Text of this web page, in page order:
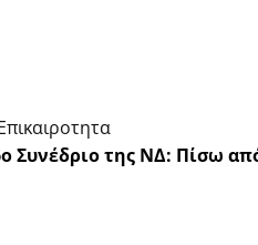
Συνέδριο της ΝΔ: Πίσω